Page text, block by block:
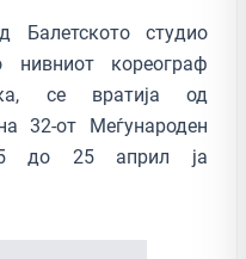
Балетското студио
нивниот кореограф
се вратија од
32-от Меѓународен
до 25 април ја